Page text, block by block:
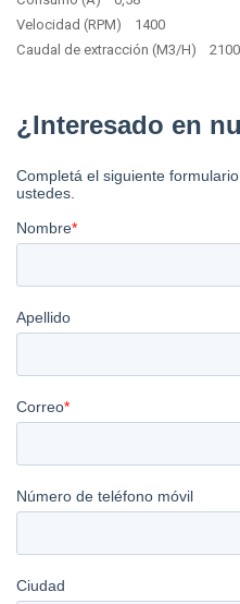
Velocidad (RPM) 1400
Caudal de extracción (M3/H) 2100